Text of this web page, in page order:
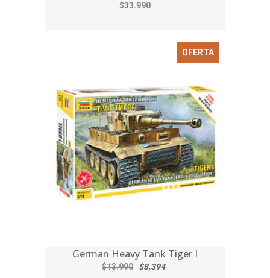
$33.990
OFERTA
German Heavy Tank Tiger I
$13.990 $8.394